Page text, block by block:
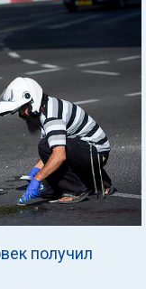
получил